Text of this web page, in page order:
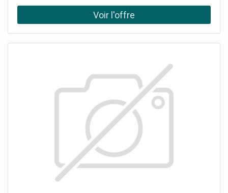
rapide et intuitive. Le kit comprend Antenne UHF TNT
TOP47LTE bande III F7F10 Amplificateur sur poteau
AMP541-5G à 4 entrées (BIII/BIV/BV/UHF) avec filtre 5G